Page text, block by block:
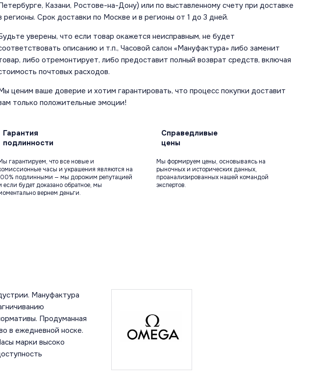
Казани, Ростове-на-Дону) или по выставленному счету при доставке
регионы. Срок доставки по Москве и в регионы от 1 до 3 дней.
уверены, что если товар окажется неисправным, не будет
описанию и т.п., Часовой салон «Мануфактура» либо заменит
либо отремонтирует, либо предоставит полный возврат средств, включая
почтовых расходов.
ценим ваше доверие и хотим гарантировать, что процесс покупки доставит
только положительные эмоции!
Гарантия
подлинности
гарантируем, что все новые и
часы и украшения являются на
подлинными — мы дорожим репутацией
если будет доказано обратное, мы
вернем деньги.
Справедливые
цены
Мы формируем цены, основываясь на
рыночных и исторических данных,
проанализированных нашей командой
экспертов.
Мануфактура
Продуманная
в ежедневной носке.
марки высоко